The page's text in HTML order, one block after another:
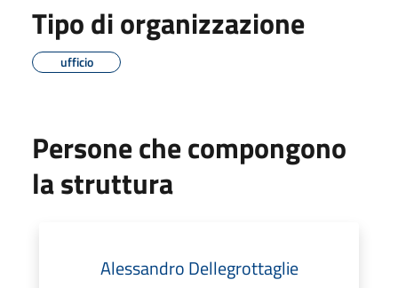
Tipo di organizzazione
ufficio
Persone che compongono
la struttura
Alessandro Dellegrottaglie